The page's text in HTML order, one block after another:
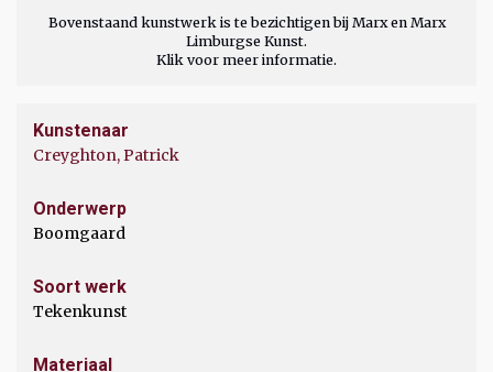
Bovenstaand kunstwerk is te bezichtigen bij Marx en Marx
Limburgse Kunst.
Klik voor meer informatie.
Kunstenaar
Creyghton, Patrick
Onderwerp
Boomgaard
Soort werk
Tekenkunst
Materiaal